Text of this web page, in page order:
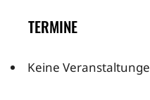
TERMINE
Keine